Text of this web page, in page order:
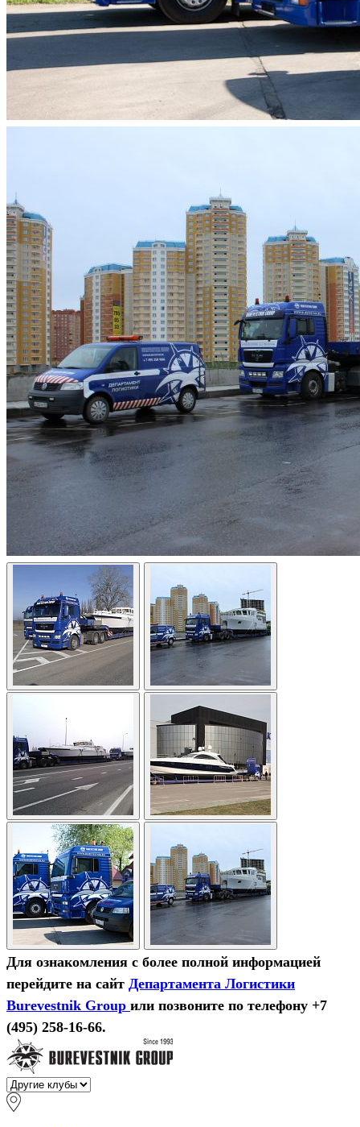
Для ознакомления с более полной информацией
перейдите на сайт Департамента Логистики
Burevestnik Group или позвоните по телефону +7
(495) 258-16-66.